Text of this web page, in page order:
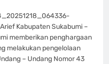
Kabupaten Sukabumi –
memberikan penghargaan
melakukan pengelolaan
– Undang Nomor 43